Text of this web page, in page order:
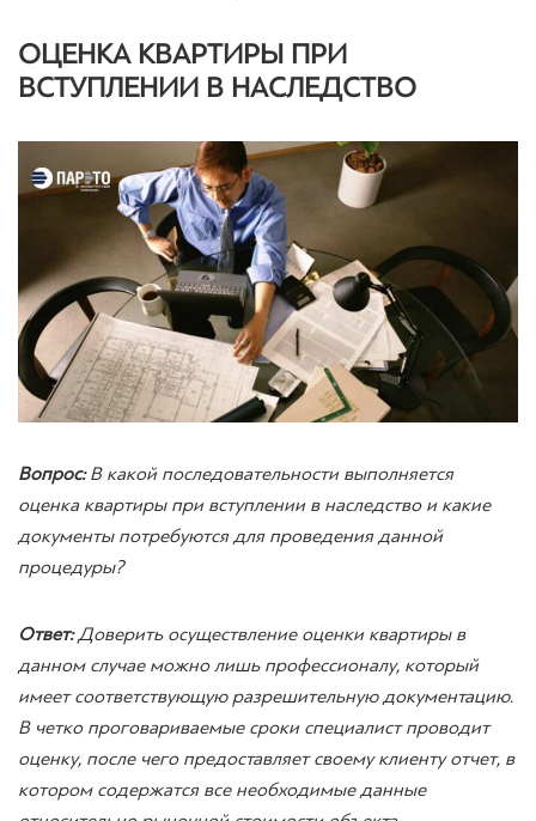
ОЦЕНКА КВАРТИРЫ ПРИ
ВСТУПЛЕНИИ В НАСЛЕДСТВО
Вопрос:В какой последовательности выполняется
оценка квартиры при вступлении в наследство и какие
документы потребуются для проведения данной
процедуры?
Ответ:Доверить осуществление оценки квартиры в
данном случае можно лишь профессионалу, который
имеет соответствующую разрешительную документацию.
В четко проговариваемые сроки специалист проводит
оценку, после чего предоставляет своему клиенту отчет, в
котором содержатся все необходимые данные